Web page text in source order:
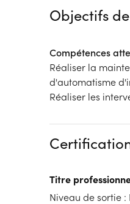
Objectifs
Compétences
Réaliser la
d'automatisme
Réaliser les
Titre
Niveau de sortie :